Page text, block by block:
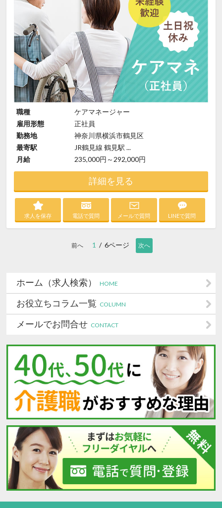
職種
ケアマネージャー
雇用形態
正社員
勤務地
神奈川県横浜市鶴見区
最寄駅
JR鶴見線 鶴見駅 ...
月給
235,000円～292,000円
詳細を見る
求人を保存 電話で質問 メールで質問 LINEで質問
前へ 1 / 6ページ 次へ
ホーム（求人検索）HOME
お役立ちコラム一覧 COLUMN
メールでお問合せ CONTACT